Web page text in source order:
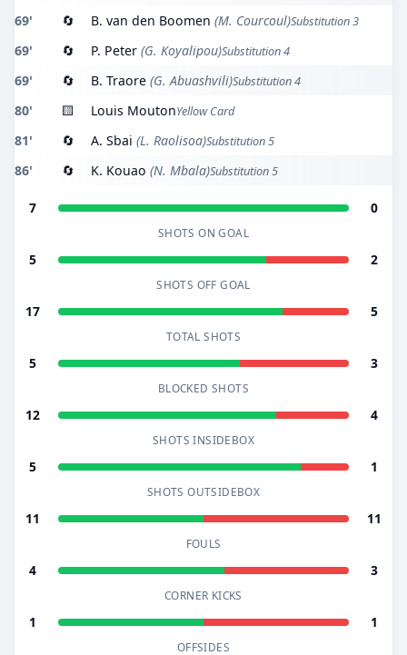
69' 🔄 B. van den Boomen (M. Courcoul)Substitution 3
69' 🔄 P. Peter (G. Koyalipou)Substitution 4
69' 🔄 B. Traore (G. Abuashvili)Substitution 4
80' 🟨 Louis MoutonYellow Card
81' 🔄 A. Sbai (L. Raolisoa)Substitution 5
86' 🔄 K. Kouao (N. Mbala)Substitution 5
7 0
SHOTS ON GOAL
5 2
SHOTS OFF GOAL
17 5
TOTAL SHOTS
5 3
BLOCKED SHOTS
12 4
SHOTS INSIDEBOX
5 1
SHOTS OUTSIDEBOX
11 11
FOULS
4 3
CORNER KICKS
1 1
OFFSIDES